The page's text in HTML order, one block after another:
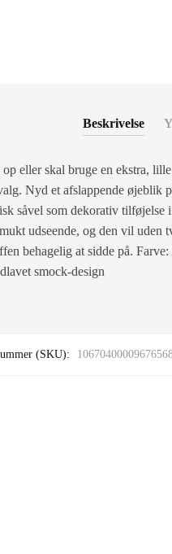
Beskrivelse
eller skal bruge en ekstra,
Nyd et afslappende øjeblik
såvel som dekorativ
udseende, og den vil
behagelig at sidde på.
smock-design
(SKU):